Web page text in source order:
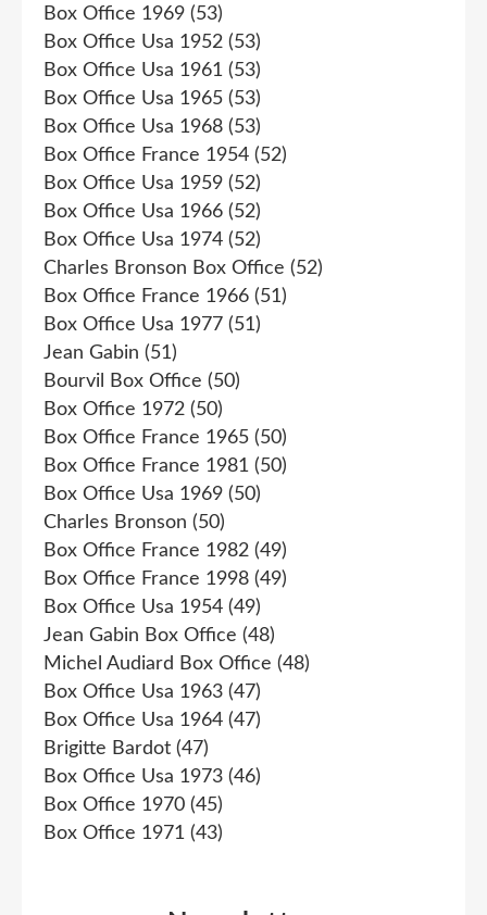
Box Office 1969 (53)
Box Office Usa 1952 (53)
Box Office Usa 1961 (53)
Box Office Usa 1965 (53)
Box Office Usa 1968 (53)
Box Office France 1954 (52)
Box Office Usa 1959 (52)
Box Office Usa 1966 (52)
Box Office Usa 1974 (52)
Charles Bronson Box Office (52)
Box Office France 1966 (51)
Box Office Usa 1977 (51)
Jean Gabin (51)
Bourvil Box Office (50)
Box Office 1972 (50)
Box Office France 1965 (50)
Box Office France 1981 (50)
Box Office Usa 1969 (50)
Charles Bronson (50)
Box Office France 1982 (49)
Box Office France 1998 (49)
Box Office Usa 1954 (49)
Jean Gabin Box Office (48)
Michel Audiard Box Office (48)
Box Office Usa 1963 (47)
Box Office Usa 1964 (47)
Brigitte Bardot (47)
Box Office Usa 1973 (46)
Box Office 1970 (45)
Box Office 1971 (43)